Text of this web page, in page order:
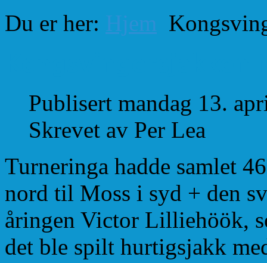
Du er her: Hjem
Publisert mandag 13.
Skrevet av Per Lea
Turneringa hadde samlet
nord til Moss i syd + den
åringen Victor Lilliehöök,
det ble spilt hurtigsjakk